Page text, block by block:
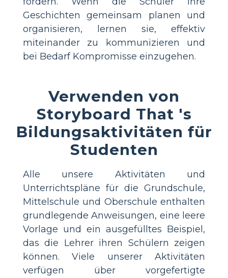
Geschichten gemeinsam planen und
organisieren, lernen sie, effektiv
miteinander zu kommunizieren und
bei Bedarf Kompromisse einzugehen.
Verwenden von
Storyboard That 's
Bildungsaktivitäten für
Studenten
Alle unsere Aktivitäten und
Unterrichtspläne für die Grundschule,
Mittelschule und Oberschule enthalten
grundlegende Anweisungen, eine leere
Vorlage und ein ausgefülltes Beispiel,
das die Lehrer ihren Schülern zeigen
können. Viele unserer Aktivitäten
verfügen über vorgefertigte